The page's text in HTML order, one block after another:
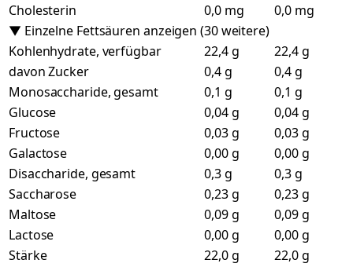
Cholesterin
0,0 mg
0,0 mg
▼ Einzelne Fettsäuren anzeigen (30 weitere)
Kohlenhydrate, verfügbar
22,4 g
22,4 g
davon Zucker
0,4 g
0,4 g
Monosaccharide, gesamt
0,1 g
0,1 g
Glucose
0,04 g
0,04 g
Fructose
0,03 g
0,03 g
Galactose
0,00 g
0,00 g
Disaccharide, gesamt
0,3 g
0,3 g
Saccharose
0,23 g
0,23 g
Maltose
0,09 g
0,09 g
Lactose
0,00 g
0,00 g
Stärke
22,0 g
22,0 g